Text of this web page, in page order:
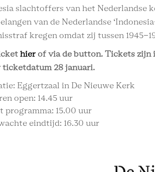
slachtoffers van het Nederlandse
van de Nederlandse
kregen omdat zij tussen 1945-
hier of via de button. Tickets zijn
ticketdatum 28 januari.
Eggertzaal in De Nieuwe Kerk
open: 14.45 uur
programma: 15.00 uur
eindtijd: 16.30 uur